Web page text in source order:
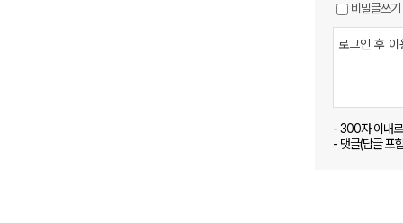
비밀글쓰기
- 300자 이내
- 댓글(답글 포